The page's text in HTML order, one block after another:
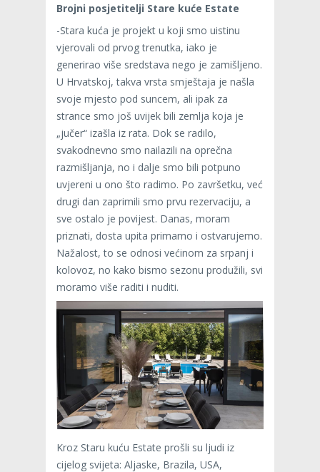
Brojni posjetitelji Stare kuće Estate
-Stara kuća je projekt u koji smo uistinu
vjerovali od prvog trenutka, iako je
generirao više sredstava nego je zamišljeno.
U Hrvatskoj, takva vrsta smještaja je našla
svoje mjesto pod suncem, ali ipak za
strance smo još uvijek bili zemlja koja je
„jučer“ izašla iz rata. Dok se radilo,
svakodnevno smo nailazili na oprečna
razmišljanja, no i dalje smo bili potpuno
uvjereni u ono što radimo. Po završetku, već
drugi dan zaprimili smo prvu rezervaciju, a
sve ostalo je povijest. Danas, moram
priznati, dosta upita primamo i ostvarujemo.
Nažalost, to se odnosi većinom za srpanj i
kolovoz, no kako bismo sezonu produžili, svi
moramo više raditi i nuditi.
Kroz Staru kuću Estate prošli su ljudi iz
cijelog svijeta: Aljaske, Brazila, USA,